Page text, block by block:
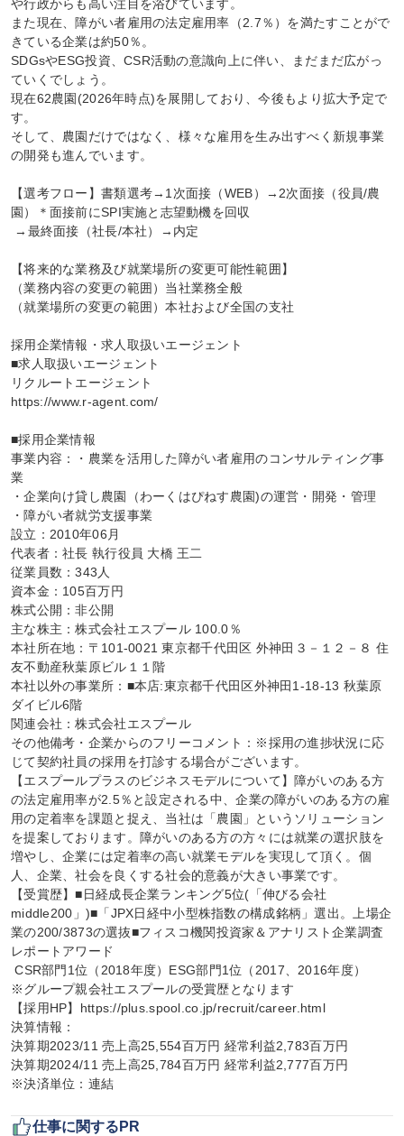
や行政からも高い注目を浴びています。
また現在、障がい者雇用の法定雇用率（2.7％）を満たすことがで
きている企業は約50％。
SDGsやESG投資、CSR活動の意識向上に伴い、まだまだ広がっ
ていくでしょう。
現在62農園(2026年時点)を展開しており、今後もより拡大予定で
す。
そして、農園だけではなく、様々な雇用を生み出すべく新規事業
の開発も進んでいます。
【選考フロー】書類選考→1次面接（WEB）→2次面接（役員/農
園）＊面接前にSPI実施と志望動機を回収
【将来的な業務及び就業場所の変更可能性範囲】
（業務内容の変更の範囲）当社業務全般
（就業場所の変更の範囲）本社および全国の支社
採用企業情報・求人取扱いエージェント
■求人取扱いエージェント
リクルートエージェント
https://www.r-agent.com/
■採用企業情報
事業内容：・農業を活用した障がい者雇用のコンサルティング事
業
・企業向け貸し農園（わーくはぴねす農園)の運営・開発・管理
・障がい者就労支援事業
設立：2010年06月
代表者：社長 執行役員 大橋 王二
従業員数：343人
資本金：105百万円
株式公開：非公開
主な株主：株式会社エスプール 100.0％
本社所在地：〒101-0021 東京都千代田区 外神田３－１２－８ 住
友不動産秋葉原ビル１１階
本社以外の事業所：■本店:東京都千代田区外神田1-18-13 秋葉原
ダイビル6階
関連会社：株式会社エスプール
その他備考・企業からのフリーコメント：※採用の進捗状況に応
じて契約社員の採用を打診する場合がございます。
【エスプールプラスのビジネスモデルについて】障がいのある方
の法定雇用率が2.5％と設定される中、企業の障がいのある方の雇
用の定着率を課題と捉え、当社は「農園」というソリューション
を提案しております。障がいのある方の方々には就業の選択肢を
増やし、企業には定着率の高い就業モデルを実現して頂く。個
人、企業、社会を良くする社会的意義が大きい事業です。
【受賞歴】■日経成長企業ランキング5位(「伸びる会社
middle200」)■「JPX日経中小型株指数の構成銘柄」選出。上場企
業の200/3873の選抜■フィスコ機関投資家＆アナリスト企業調査
レポートアワード
CSR部門1位（2018年度）ESG部門1位（2017、2016年度）
※グループ親会社エスプールの受賞歴となります
【採用HP】https://plus.spool.co.jp/recruit/career.html
決算情報：
決算期2023/11 売上高25,554百万円 経常利益2,783百万円
決算期2024/11 売上高25,784百万円 経常利益2,777百万円
※決済単位：連結
仕事に関するPR